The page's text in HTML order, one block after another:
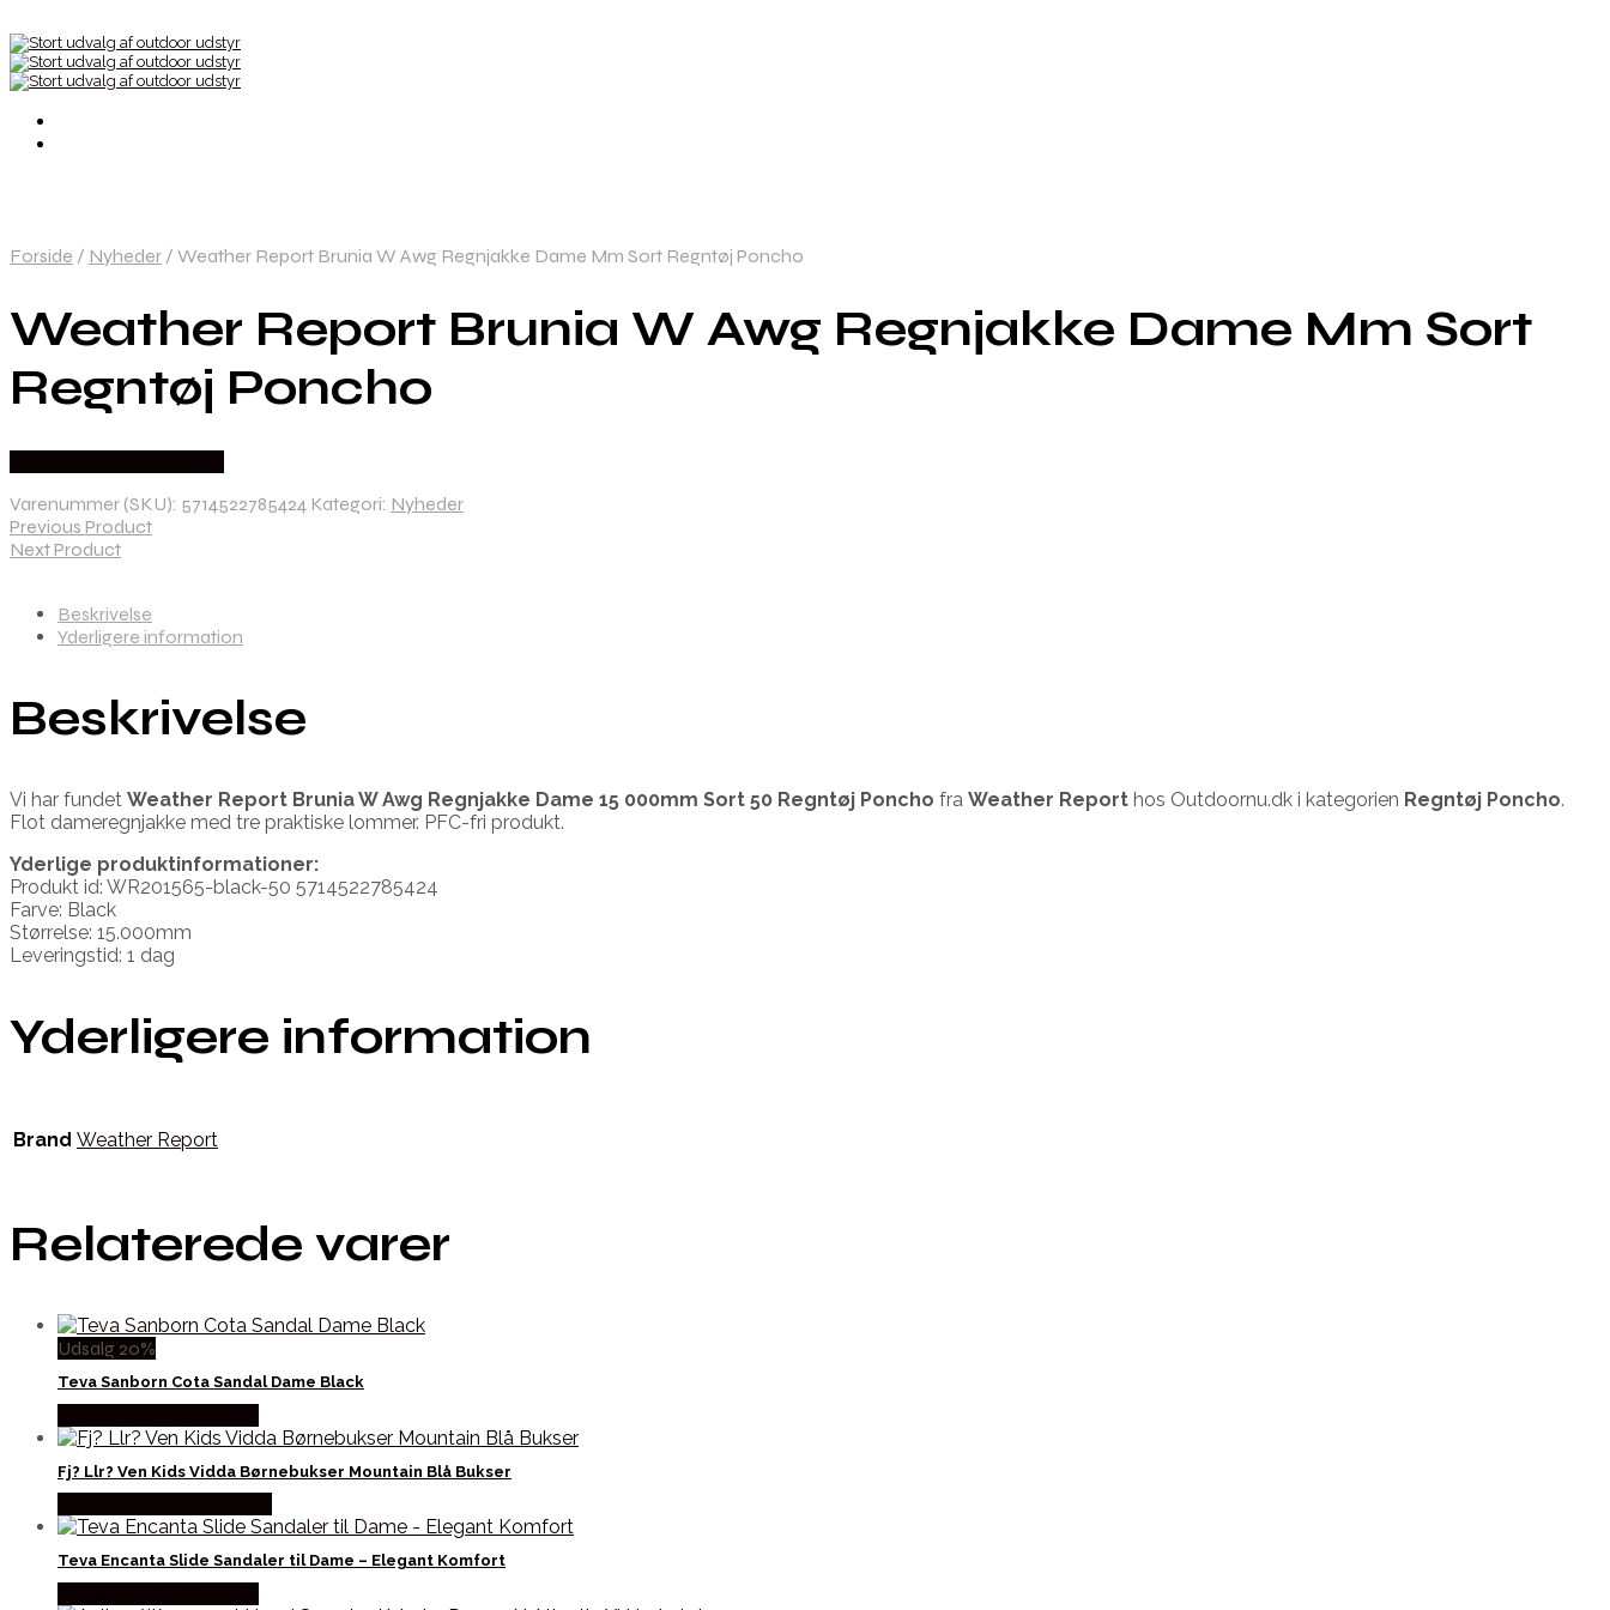
Forside / Nyheder / Weather Report Brunia W Awg Regnjakke Dame Mm Sort Regntøj Poncho
Weather Report Brunia W Awg Regnjakke Dame Mm Sort
Regntøj Poncho
Varenummer (SKU): 5714522785424 Kategori: Nyheder
Previous Product
Next Product
Beskrivelse
Yderligere information
Beskrivelse
Vi har fundet Weather Report Brunia W Awg Regnjakke Dame 15 000mm Sort 50 Regntøj Poncho fra Weather Report hos Outdoornu.dk i kategorien Regntøj Poncho.
Flot dameregnjakke med tre praktiske lommer. PFC-fri produkt.
Yderlige produktinformationer:
Produkt id: WR201565-black-50 5714522785424
Farve: Black
Størrelse: 15.000mm
Leveringstid: 1 dag
Yderligere information
Brand Weather Report
Relaterede varer
Udsalg 20%
Teva Sanborn Cota Sandal Dame Black
Fj? Llr? Ven Kids Vidda Børnebukser Mountain Blå Bukser
Teva Encanta Slide Sandaler til Dame – Elegant Komfort